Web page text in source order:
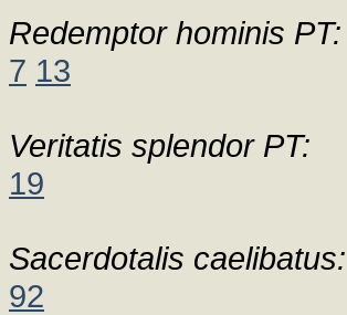
Redemptor hominis PT:
7 13
Veritatis splendor PT:
19
Sacerdotalis caelibatus:
92